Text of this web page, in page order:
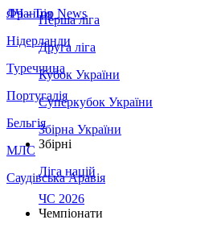
Франція
Нідерланди
Туреччина
Португалія
Бельгія
МЛС
Саудівська Аравія
ЛЧ - Top News
Перша ліга
Друга ліга
Кубок України
Суперкубок України
Збірна України
Збірні
Ліга націй
ЧС 2026
Чемпіонати